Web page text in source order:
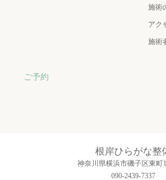
施術
アク
施術
ご予約
根岸ひらがな整
神奈川県横浜市磯子区東町
090-2439-7337